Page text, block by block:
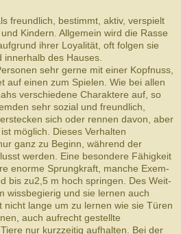
fre­undlich, bes­timmt, aktiv, ver­spielt
Kindern. All­ge­mein wird die Rasse
ihrer Loy­al­ität, oft fol­gen sie
des Hauses.
sehr gerne mit einer Kopfnuss,
auf einen zum Spie­len. Wie bei allen
ver­schiedene Charak­tere auf, so
sehr sozial und fre­undlich,
sich oder ren­nen davon, aber
möglich. Dieses Ver­hal­ten
ganz zu Beginn, während der
wer­den. Eine beson­dere Fähigkeit
enorme Sprungkraft, manche Exem­
bis zu2,5 m hoch sprin­gen. Des Weit­
wiss­be­gierig und sie ler­nen auch
nicht lange um zu ler­nen wie sie Türen
auch aufrecht gestellte
nur kurzzeitig aufhal­ten. Bei der